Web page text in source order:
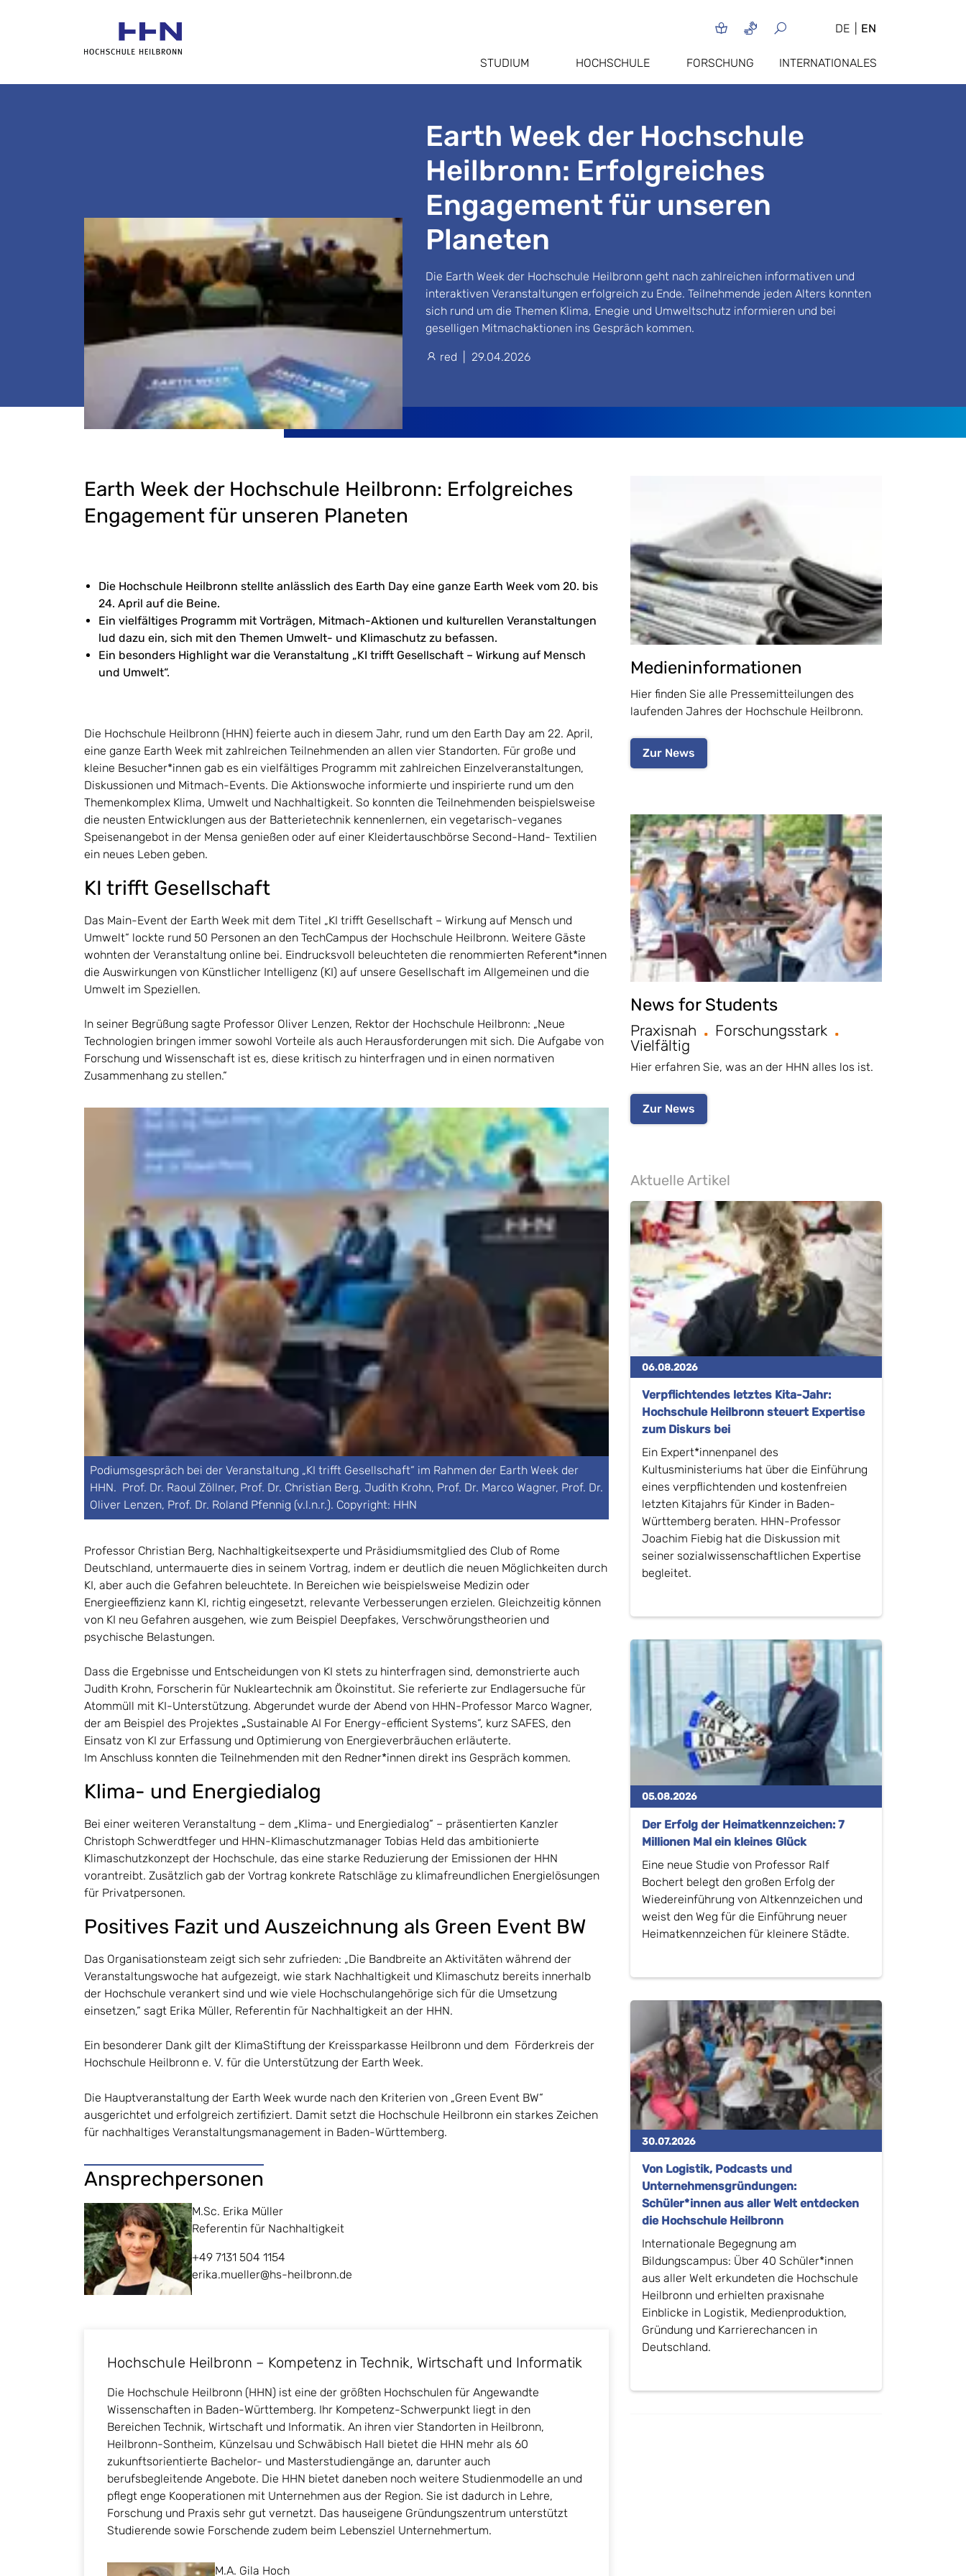
DE EN
STUDIUM HOCHSCHULE FORSCHUNG INTERNATIONALES
Earth Week der Hochschule
Heilbronn: Erfolgreiches
Engagement für unseren
Planeten
Die Earth Week der Hochschule Heilbronn geht nach zahlreichen informativen und
interaktiven Veranstaltungen erfolgreich zu Ende. Teilnehmende jeden Alters konnten
sich rund um die Themen Klima, Enegie und Umweltschutz informieren und bei
geselligen Mitmachaktionen ins Gespräch kommen.
red 29.04.2026
Earth Week der Hochschule Heilbronn: Erfolgreiches
Engagement für unseren Planeten
Die Hochschule Heilbronn stellte anlässlich des Earth Day eine ganze Earth Week vom 20. bis
24. April auf die Beine.
Ein vielfältiges Programm mit Vorträgen, Mitmach-Aktionen und kulturellen Veranstaltungen
lud dazu ein, sich mit den Themen Umwelt- und Klimaschutz zu befassen.
Ein besonders Highlight war die Veranstaltung „KI trifft Gesellschaft – Wirkung auf Mensch
und Umwelt“.
Die Hochschule Heilbronn (HHN) feierte auch in diesem Jahr, rund um den Earth Day am 22. April,
eine ganze Earth Week mit zahlreichen Teilnehmenden an allen vier Standorten. Für große und
kleine Besucher*innen gab es ein vielfältiges Programm mit zahlreichen Einzelveranstaltungen,
Diskussionen und Mitmach-Events. Die Aktionswoche informierte und inspirierte rund um den
Themenkomplex Klima, Umwelt und Nachhaltigkeit. So konnten die Teilnehmenden beispielsweise
die neusten Entwicklungen aus der Batterietechnik kennenlernen, ein vegetarisch-veganes
Speisenangebot in der Mensa genießen oder auf einer Kleidertauschbörse Second-Hand- Textilien
ein neues Leben geben.
KI trifft Gesellschaft
Das Main-Event der Earth Week mit dem Titel „KI trifft Gesellschaft – Wirkung auf Mensch und
Umwelt“ lockte rund 50 Personen an den TechCampus der Hochschule Heilbronn. Weitere Gäste
wohnten der Veranstaltung online bei. Eindrucksvoll beleuchteten die renommierten Referent*innen
die Auswirkungen von Künstlicher Intelligenz (KI) auf unsere Gesellschaft im Allgemeinen und die
Umwelt im Speziellen.
In seiner Begrüßung sagte Professor Oliver Lenzen, Rektor der Hochschule Heilbronn: „Neue
Technologien bringen immer sowohl Vorteile als auch Herausforderungen mit sich. Die Aufgabe von
Forschung und Wissenschaft ist es, diese kritisch zu hinterfragen und in einen normativen
Zusammenhang zu stellen.“
Podiumsgespräch bei der Veranstaltung „KI trifft Gesellschaft“ im Rahmen der Earth Week der
HHN. Prof. Dr. Raoul Zöllner, Prof. Dr. Christian Berg, Judith Krohn, Prof. Dr. Marco Wagner, Prof. Dr.
Oliver Lenzen, Prof. Dr. Roland Pfennig (v.l.n.r.). Copyright: HHN
Professor Christian Berg, Nachhaltigkeitsexperte und Präsidiumsmitglied des Club of Rome
Deutschland, untermauerte dies in seinem Vortrag, indem er deutlich die neuen Möglichkeiten durch
KI, aber auch die Gefahren beleuchtete. In Bereichen wie beispielsweise Medizin oder
Energieeffizienz kann KI, richtig eingesetzt, relevante Verbesserungen erzielen. Gleichzeitig können
von KI neu Gefahren ausgehen, wie zum Beispiel Deepfakes, Verschwörungstheorien und
psychische Belastungen.
Dass die Ergebnisse und Entscheidungen von KI stets zu hinterfragen sind, demonstrierte auch
Judith Krohn, Forscherin für Nukleartechnik am Ökoinstitut. Sie referierte zur Endlagersuche für
Atommüll mit KI-Unterstützung. Abgerundet wurde der Abend von HHN-Professor Marco Wagner,
der am Beispiel des Projektes „Sustainable AI For Energy-efficient Systems“, kurz SAFES, den
Einsatz von KI zur Erfassung und Optimierung von Energieverbräuchen erläuterte.
Im Anschluss konnten die Teilnehmenden mit den Redner*innen direkt ins Gespräch kommen.
Klima- und Energiedialog
Bei einer weiteren Veranstaltung – dem „Klima- und Energiedialog“ – präsentierten Kanzler
Christoph Schwerdtfeger und HHN-Klimaschutzmanager Tobias Held das ambitionierte
Klimaschutzkonzept der Hochschule, das eine starke Reduzierung der Emissionen der HHN
vorantreibt. Zusätzlich gab der Vortrag konkrete Ratschläge zu klimafreundlichen Energielösungen
für Privatpersonen.
Positives Fazit und Auszeichnung als Green Event BW
Das Organisationsteam zeigt sich sehr zufrieden: „Die Bandbreite an Aktivitäten während der
Veranstaltungswoche hat aufgezeigt, wie stark Nachhaltigkeit und Klimaschutz bereits innerhalb
der Hochschule verankert sind und wie viele Hochschulangehörige sich für die Umsetzung
einsetzen,“ sagt Erika Müller, Referentin für Nachhaltigkeit an der HHN.
Ein besonderer Dank gilt der KlimaStiftung der Kreissparkasse Heilbronn und dem Förderkreis der
Hochschule Heilbronn e. V. für die Unterstützung der Earth Week.
Die Hauptveranstaltung der Earth Week wurde nach den Kriterien von „Green Event BW“
ausgerichtet und erfolgreich zertifiziert. Damit setzt die Hochschule Heilbronn ein starkes Zeichen
für nachhaltiges Veranstaltungsmanagement in Baden-Württemberg.
Ansprechpersonen
M.Sc. Erika Müller
Referentin für Nachhaltigkeit
+49 7131 504 1154
erika.mueller@hs-heilbronn.de
Hochschule Heilbronn – Kompetenz in Technik, Wirtschaft und Informatik
Die Hochschule Heilbronn (HHN) ist eine der größten Hochschulen für Angewandte
Wissenschaften in Baden-Württemberg. Ihr Kompetenz-Schwerpunkt liegt in den
Bereichen Technik, Wirtschaft und Informatik. An ihren vier Standorten in Heilbronn,
Heilbronn-Sontheim, Künzelsau und Schwäbisch Hall bietet die HHN mehr als 60
zukunftsorientierte Bachelor- und Masterstudiengänge an, darunter auch
berufsbegleitende Angebote. Die HHN bietet daneben noch weitere Studienmodelle an und
pflegt enge Kooperationen mit Unternehmen aus der Region. Sie ist dadurch in Lehre,
Forschung und Praxis sehr gut vernetzt. Das hauseigene Gründungszentrum unterstützt
Studierende sowie Forschende zudem beim Lebensziel Unternehmertum.
M.A. Gila Hoch
Medieninformationen
Hier finden Sie alle Pressemitteilungen des
laufenden Jahres der Hochschule Heilbronn.
Zur News
News for Students
Praxisnah
Forschungsstark
Vielfältig
Hier erfahren Sie, was an der HHN alles los ist.
Zur News
Aktuelle Artikel
06.08.2026
Verpflichtendes letztes Kita-Jahr:
Hochschule Heilbronn steuert Expertise
zum Diskurs bei
Ein Expert*innenpanel des
Kultusministeriums hat über die Einführung
eines verpflichtenden und kostenfreien
letzten Kitajahrs für Kinder in Baden-
Württemberg beraten. HHN-Professor
Joachim Fiebig hat die Diskussion mit
seiner sozialwissenschaftlichen Expertise
begleitet.
05.08.2026
Der Erfolg der Heimatkennzeichen: 7
Millionen Mal ein kleines Glück
Eine neue Studie von Professor Ralf
Bochert belegt den großen Erfolg der
Wiedereinführung von Altkennzeichen und
weist den Weg für die Einführung neuer
Heimatkennzeichen für kleinere Städte.
30.07.2026
Von Logistik, Podcasts und
Unternehmensgründungen:
Schüler*innen aus aller Welt entdecken
die Hochschule Heilbronn
Internationale Begegnung am
Bildungscampus: Über 40 Schüler*innen
aus aller Welt erkundeten die Hochschule
Heilbronn und erhielten praxisnahe
Einblicke in Logistik, Medienproduktion,
Gründung und Karrierechancen in
Deutschland.